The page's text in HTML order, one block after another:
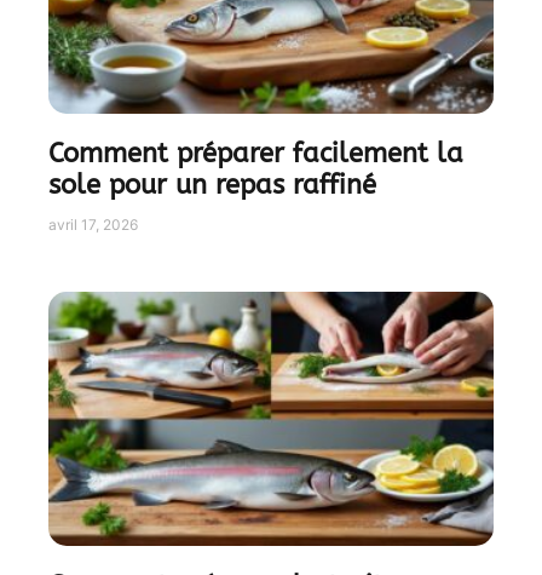
Comment préparer facilement la
sole pour un repas raffiné
avril 17, 2026